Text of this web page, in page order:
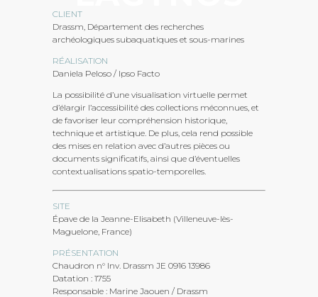
CLIENT
Drassm, Département des recherches
archéologiques subaquatiques et sous-marines
RÉALISATION
Daniela Peloso / Ipso Facto
La possibilité d’une visualisation virtuelle permet
d’élargir l’accessibilité des collections méconnues, et
de favoriser leur compréhension historique,
technique et artistique. De plus, cela rend possible
des mises en relation avec d’autres pièces ou
documents significatifs, ainsi que d’éventuelles
contextualisations spatio-temporelles.
SITE
Épave de la Jeanne-Elisabeth (Villeneuve-lès-
Maguelone, France)
PRÉSENTATION
Chaudron n° Inv. Drassm JE 0916 13986
Datation : 1755
Responsable : Marine Jaouen / Drassm